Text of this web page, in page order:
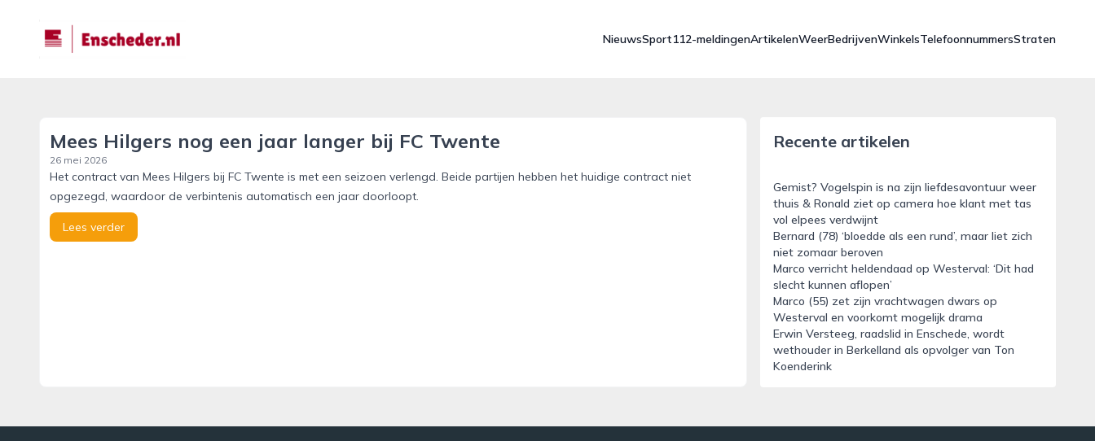
enscheder.nl
NieuwsSport112-meldingenArtikelenWeerBedrijvenWinkelsTelefoonnummersStraten
Mees Hilgers nog een jaar langer bij FC Twente
26 mei 2026
Het contract van Mees Hilgers bij FC Twente is met een seizoen verlengd. Beide partijen hebben het huidige contract niet
opgezegd, waardoor de verbintenis automatisch een jaar doorloopt.
Lees verder
Recente artikelen
Gemist? Vogelspin is na zijn liefdesavontuur weer
thuis & Ronald ziet op camera hoe klant met tas
vol elpees verdwijnt
Bernard (78) ‘bloedde als een rund’, maar liet zich
niet zomaar beroven
Marco verricht heldendaad op Westerval: ‘Dit had
slecht kunnen aflopen’
Marco (55) zet zijn vrachtwagen dwars op
Westerval en voorkomt mogelijk drama
Erwin Versteeg, raadslid in Enschede, wordt
wethouder in Berkelland als opvolger van Ton
Koenderink